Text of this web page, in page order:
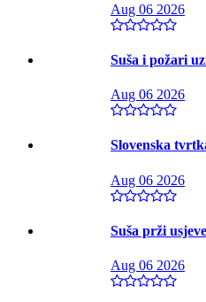
Aug 06 2026
Suša i požari
Aug 06 2026
Slovenska
Aug 06 2026
Suša prži
Aug 06 2026